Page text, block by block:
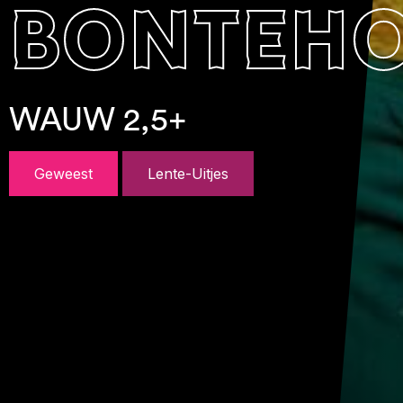
WAUW 2,5+
Geweest Lente-Uitjes